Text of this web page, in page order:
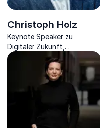
Christoph Holz
Keynote Speaker zu
Digitaler Zukunft,
Gesellschaft und Ethik,
Business Angel, Podcaster,
Silicon-Valley-Entrepreneur,
Rocket Scientist, Nerd &